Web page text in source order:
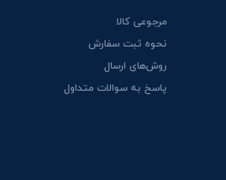
مرجوعی کالا
نحوه ثبت سفارش
روش‌های ارسال
پاسخ به سوالات متداول